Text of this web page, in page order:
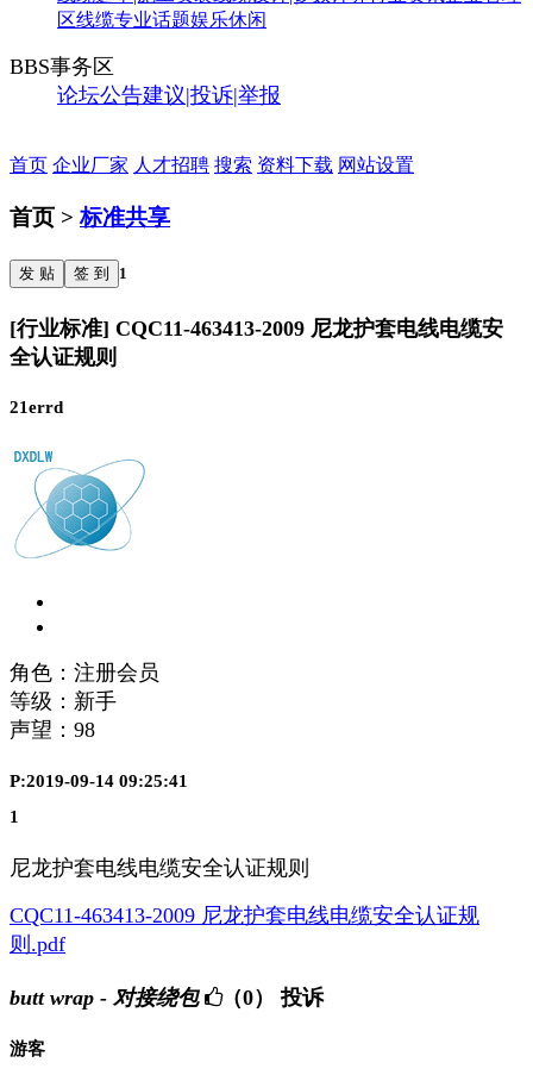
区线缆专业话题娱乐休闲
BBS事务区
论坛公告建议|投诉|举报
首页 企业厂家 人才招聘 搜索 资料下载 网站设置
首页 >标准共享
发 贴 签 到 1
[行业标准] CQC11‐463413‐2009 尼龙护套电线电缆安
全认证规则
21errd
角色：注册会员
等级：新手
声望： 98
P:2019-09-14 09:25:41
1
尼龙护套电线电缆安全认证规则
CQC11‐463413‐2009 尼龙护套电线电缆安全认证规
则.pdf
butt wrap - 对接绕包 （0） 投诉
游客